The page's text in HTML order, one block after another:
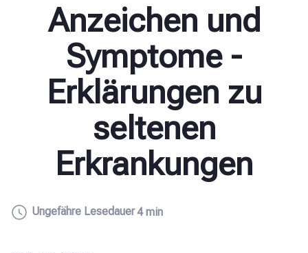
Anzeichen und
Symptome -
Erklärungen zu
seltenen
Erkrankungen
Ungefähre Lesedauer4 min